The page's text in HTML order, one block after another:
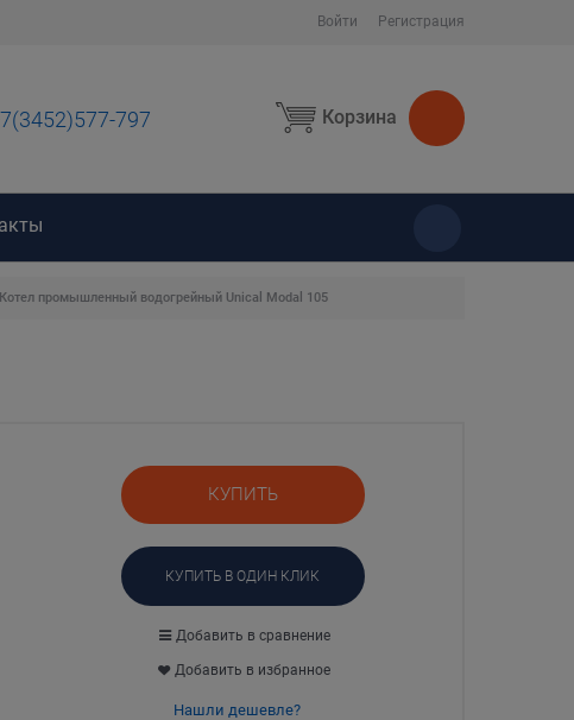
Войти Регистрация
797 Корзина
Котел промышленный водогрейный Unical Modal 105
КУПИТЬ
КУПИТЬ В ОДИН КЛИК
Добавить в сравнение
Добавить в избранное
Нашли дешевле?